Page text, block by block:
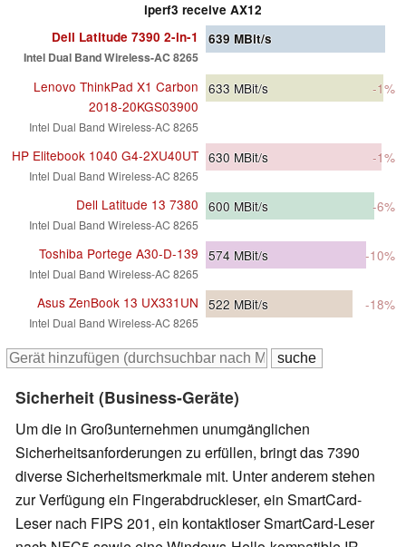
iperf3 receive AX12
Dell Latitude 7390 2-in-1
Intel Dual Band Wireless-AC 8265
639 MBit/s
Lenovo ThinkPad X1 Carbon
2018-20KGS03900
Intel Dual Band Wireless-AC 8265
633 MBit/s -1%
HP Elitebook 1040 G4-2XU40UT
Intel Dual Band Wireless-AC 8265
630 MBit/s -1%
Dell Latitude 13 7380
Intel Dual Band Wireless-AC 8265
600 MBit/s -6%
Toshiba Portege A30-D-139
Intel Dual Band Wireless-AC 8265
574 MBit/s -10%
Asus ZenBook 13 UX331UN
Intel Dual Band Wireless-AC 8265
522 MBit/s -18%
Sicherheit (Business-Geräte)
Um die in Großunternehmen unumgänglichen
Sicherheitsanforderungen zu erfüllen, bringt das 7390
diverse Sicherheitsmerkmale mit. Unter anderem stehen
zur Verfügung ein Fingerabdruckleser, ein SmartCard-
Leser nach FIPS 201, ein kontaktloser SmartCard-Leser